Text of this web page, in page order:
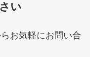
い
らお気軽にお問い合